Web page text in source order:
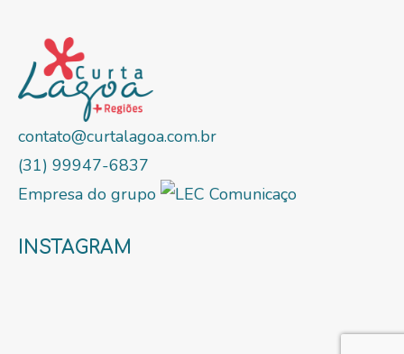
contato@curtalagoa.com.br
(31) 99947-6837
Empresa do grupo
INSTAGRAM